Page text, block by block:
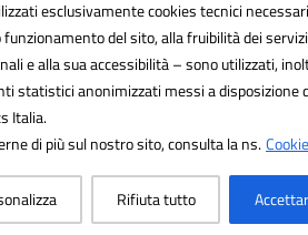
esclusivamente cookies tecnici
del sito, alla fruibilità dei servizi
e alla sua accessibilità – sono utilizzati,
statistici anonimizzati messi a disposizione
Italia.
di più sul nostro sito, consulta la ns.
Rifiuta tutto